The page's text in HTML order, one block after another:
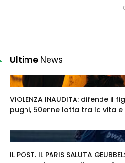
Ultime News
VIOLENZA INAUDITA: difende il
pugni, 50enne lotta tra la vita
IL POST. IL PARIS SALUTA